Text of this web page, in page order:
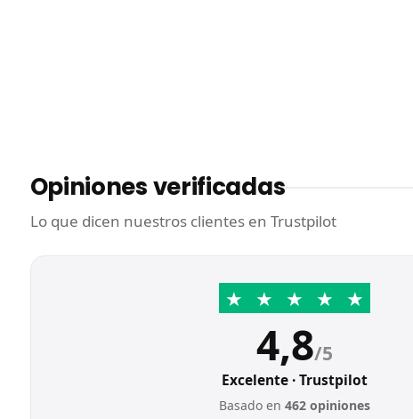
Opiniones verificadas
Lo que dicen nuestros clientes en Trustpilot
★ ★ ★ ★ ★
4,8/5
Excelente · Trustpilot
Basado en462 opiniones